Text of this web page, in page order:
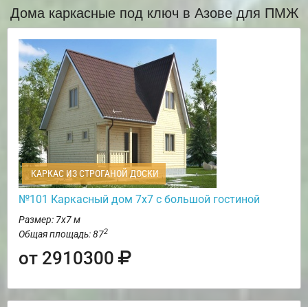
Дома каркасные под ключ в Азове для ПМЖ
КАРКАС ИЗ СТРОГАНОЙ ДОСКИ
№101 Каркасный дом 7х7 с большой гостиной
Размер: 7х7 м
Общая площадь: 872
от 2910300